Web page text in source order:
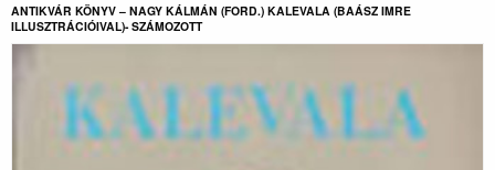
ANTIKVÁR KÖNYV – NAGY KÁLMÁN (FORD.) KALEVALA (BAÁSZ IMRE
ILLUSZTRÁCIÓIVAL)- SZÁMOZOTT